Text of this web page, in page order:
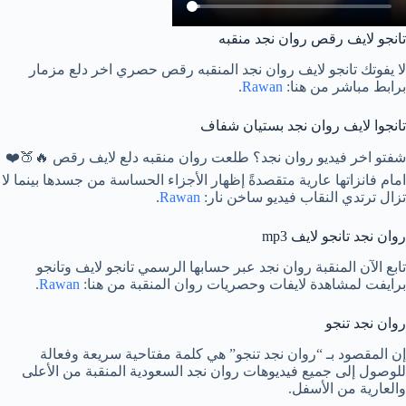
تانجو لايف رقص روان نجد منقبه
لا يفوتك تانجو لايف روان نجد المنقبه رقص حصري اخر دلع مزمار
برابط مباشر من هنا: Rawan
.
تانجوا لايف روان نجد بستيان شفاف
شفتو اخر فيديو روان نجد؟ طلعت روان منقبه دلع لايف رقص 🔥🍑❤️
امام فانزاتها عارية متقصدةً إظهار الأجزاء الحساسة من جسدها بينما لا
تزال ترتدي النقاب فيديو ساخن نار: Rawan
.
روان نجد تانجو لايف mp3
تابع الآن المنقبة روان نجد عبر حسابها الرسمي تانجو لايف وتانجو
برايفت لمشاهدة لايفات وحصريات روان المنقبة من هنا: Rawan
.
روان نجد تنجو
إن المقصود بـ “روان نجد تنجو” هي كلمة مفتاحية سريعة وفعالة
للوصول إلى جميع فيديوهات روان نجد السعودية المنقبة من الأعلى
والعارية من الأسفل.